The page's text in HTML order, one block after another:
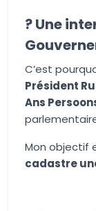
?️ Une
C’est
Président
Ans
Mon objectif
cadastre